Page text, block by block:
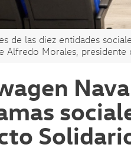
de las diez entidades
Alfredo Morales,